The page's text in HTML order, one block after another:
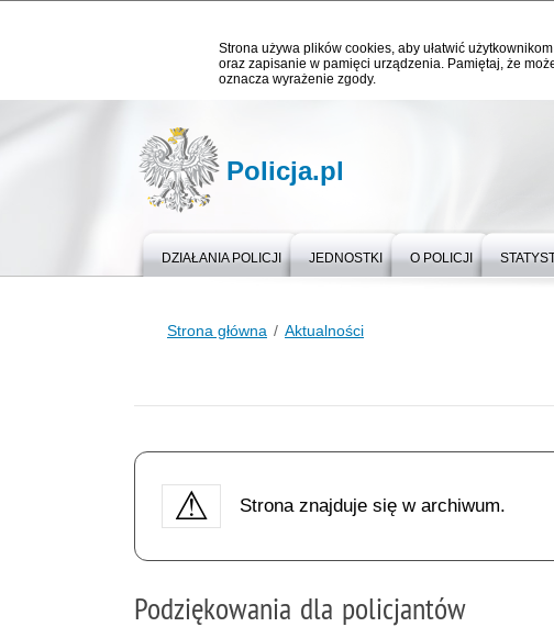
Strona używa plików cookies, aby ułatwić
oraz zapisanie w pamięci urządzenia. Pamiętaj, że
oznacza wyrażenie zgody.
Policja.pl
DZIAŁANIA POLICJI JEDNOSTKI O POLICJI
Strona główna Aktualności
Strona znajduje się w archiwum.
Podziękowania dla policjantów